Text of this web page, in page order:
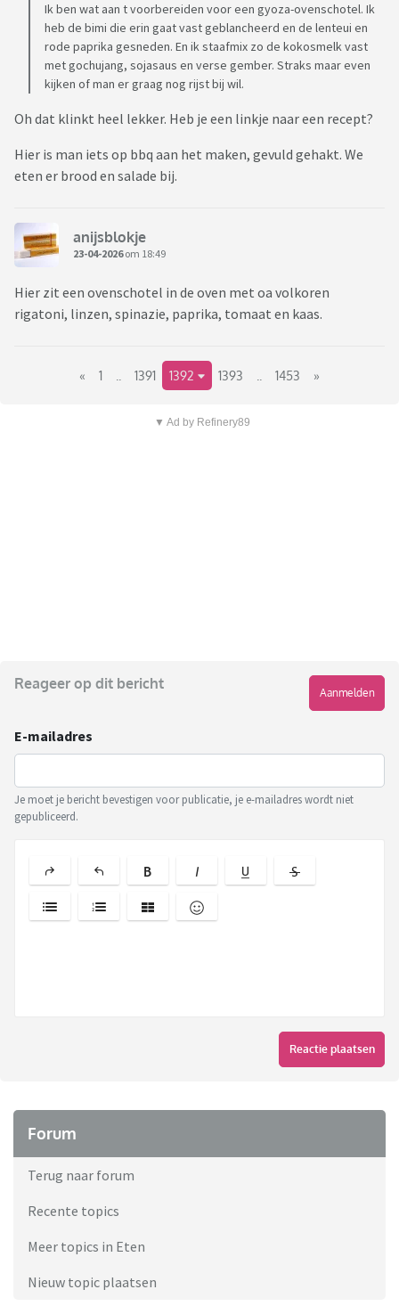
Ik ben wat aan t voorbereiden voor een gyoza-ovenschotel. Ik
heb de bimi die erin gaat vast geblancheerd en de lenteui en
rode paprika gesneden. En ik staafmix zo de kokosmelk vast
met gochujang, sojasaus en verse gember. Straks maar even
kijken of man er graag nog rijst bij wil.
Oh dat klinkt heel lekker. Heb je een linkje naar een recept?
Hier is man iets op bbq aan het maken, gevuld gehakt. We
eten er brood en salade bij.
anijsblokje
23-04-2026om 18:49
Hier zit een ovenschotel in de oven met oa volkoren
rigatoni, linzen, spinazie, paprika, tomaat en kaas.
« 1 1391 1392 1393 1453 »
▼ Ad by Refinery89
Reageer op dit bericht
Aanmelden
E-mailadres
Je moet je bericht bevestigen voor publicatie, je e-mailadres wordt niet
gepubliceerd.
Reactie plaatsen
Forum
Terug naar forum
Recente topics
Meer topics in Eten
Nieuw topic plaatsen